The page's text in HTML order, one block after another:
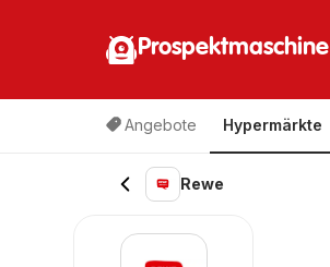
Prospektmaschine
Angebote Hypermärkte
Rewe